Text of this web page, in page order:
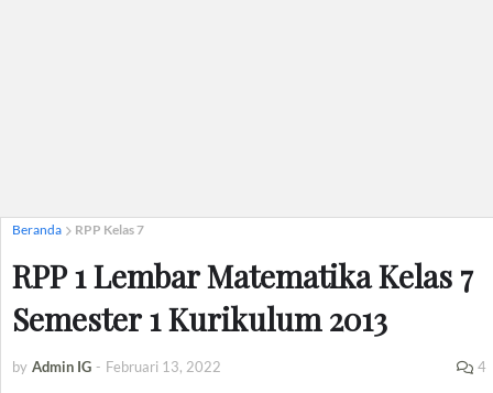
Beranda RPP Kelas 7
RPP 1 Lembar Matematika Kelas 7
Semester 1 Kurikulum 2013
by Admin IG - Februari 13, 2022 4